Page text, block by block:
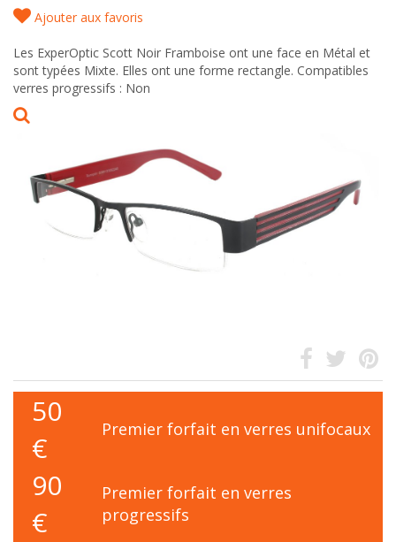
Ajouter aux favoris
Les ExperOptic Scott Noir Framboise ont une face en Métal et
sont typées Mixte. Elles ont une forme rectangle. Compatibles
verres progressifs : Non
50
€
Premier forfait en verres unifocaux
90
€
Premier forfait en verres
progressifs